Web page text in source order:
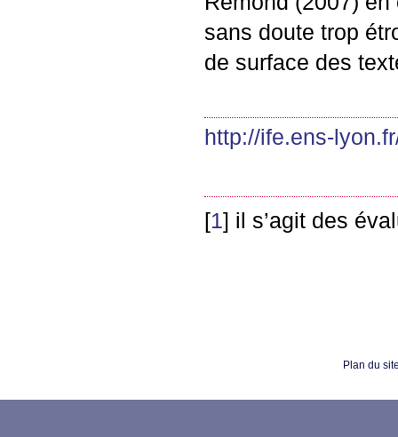
sans doute trop
de surface des
http://ife.ens-
[1] il s’agit des
Plan du